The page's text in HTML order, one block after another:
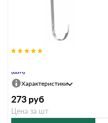
(ШК)
Характеристики
273 руб
Цена за шт